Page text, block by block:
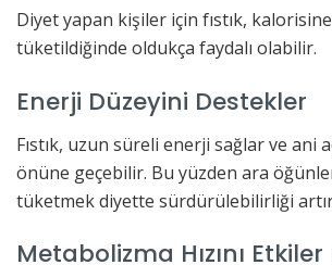
Diyet yapan kişiler için fıstık,
tüketildiğinde oldukça faydalı olabilir.
Enerji Düzeyini Destekler
Fıstık, uzun süreli enerji sağlar ve ani
önüne geçebilir. Bu yüzden ara
tüketmek diyette sürdürülebilirliği
Metabolizma Hızını